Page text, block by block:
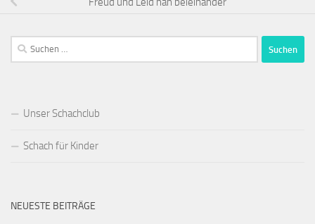
Suchen
nach:
Unser Schachclub
Schach für Kinder
NEUESTE BEITRÄGE